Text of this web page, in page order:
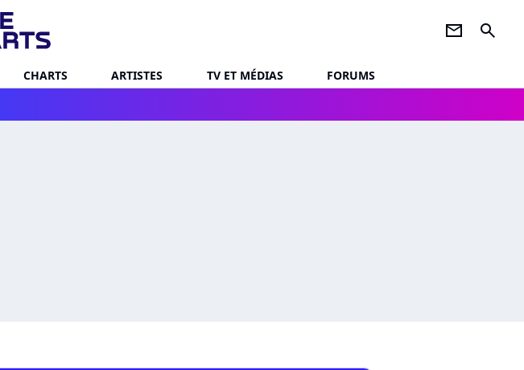
newsletter search
CHARTS ARTISTES TV ET MÉDIAS
FORUMS